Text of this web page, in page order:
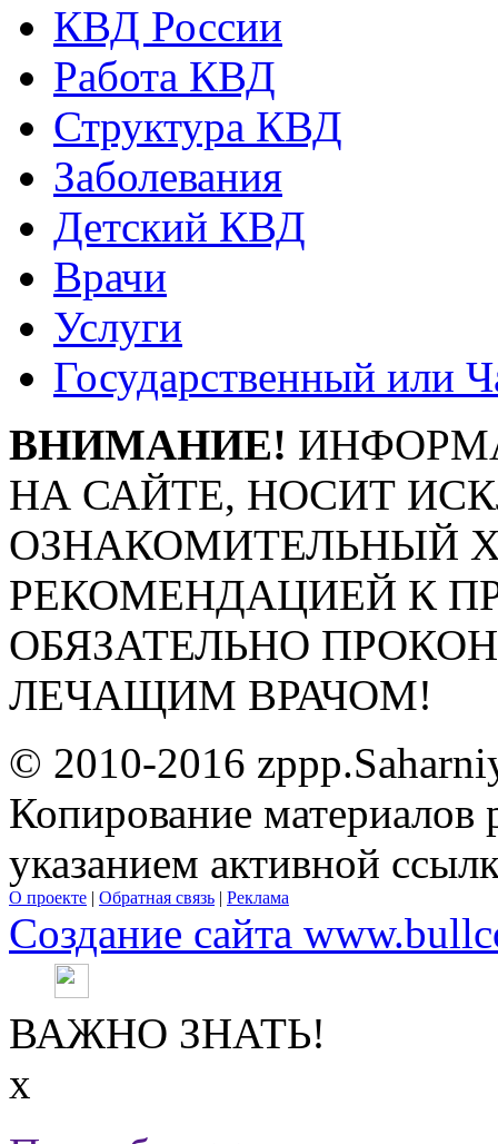
КВД России
Работа КВД
Структура КВД
Заболевания
Детский КВД
Врачи
Услуги
Государственный или
ВНИМАНИЕ!
НА САЙТЕ, НОСИТ
ОЗНАКОМИТЕЛЬНЫЙ
РЕКОМЕНДАЦИЕЙ К
ОБЯЗАТЕЛЬНО
ЛЕЧАЩИМ ВРАЧОМ!
© 2010-2016
Копирование материалов
указанием активной
О проекте | Обратная связь | Реклама
Создание сайта
ВАЖНО ЗНАТЬ!
х